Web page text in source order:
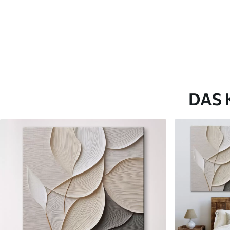
✓ Lebendige, satte Farben
✓
Sichere, geruchlose Tinten
✗ Leinwandähnliche Oberfläche
✗Umweltfreundlich
Künstliche
Lebendige, satte
Sichere, geruchlose
Leinwandähnliche
Umweltfreundlich
DAS